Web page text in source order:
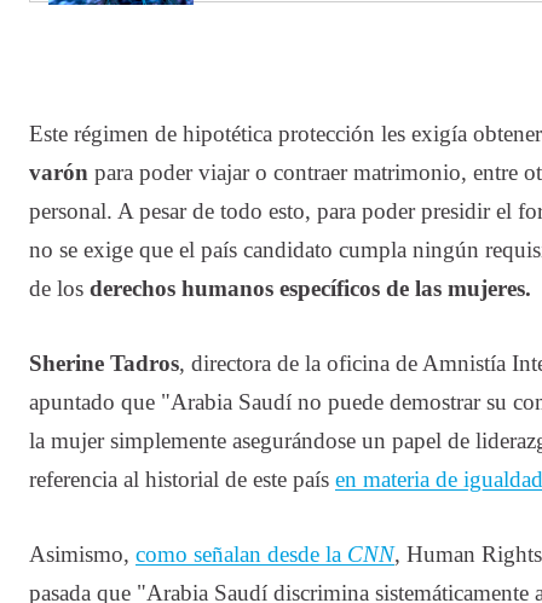
Este régimen de hipotética protección les exigía
varón para poder viajar o contraer matrimonio, entre
personal. A pesar de todo esto, para poder presidir el
no se exige que el país candidato cumpla ningún
de los derechos humanos específicos de las mujeres.
Sherine Tadros, directora de la oficina de Amnistía
apuntado que "Arabia Saudí no puede demostrar su
la mujer simplemente asegurándose un papel de
referencia al historial de este país en materia de igualdad
Asimismo, como señalan desde la CNN, Human
pasada que "Arabia Saudí discrimina sistemáticamente